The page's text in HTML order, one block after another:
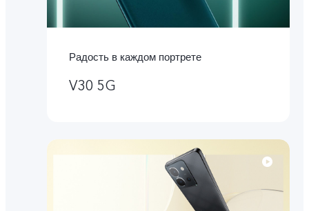
Радость в каждом портрете
V30 5G